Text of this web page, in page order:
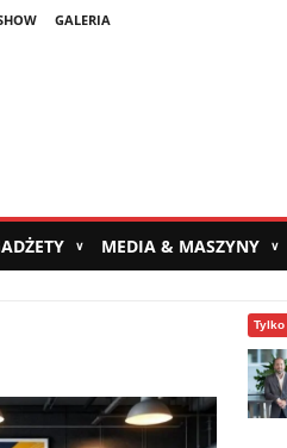
GALERIA
∨ MEDIA & MASZYNY ∨
Tylko